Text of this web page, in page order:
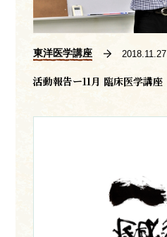
東洋医学講座 2018.11.27
活動報告ー11月 臨床医学講座